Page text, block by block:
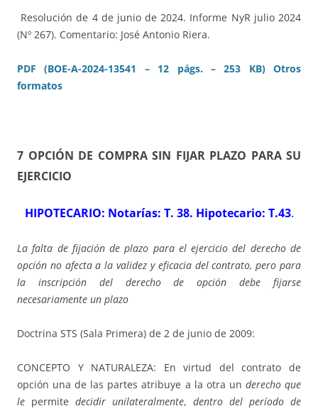
Resolución de 4 de junio de 2024. Informe NyR julio 2024
(Nº 267). Comentario: José Antonio Riera.
PDF (BOE-A-2024-13541 – 12 págs. – 253 KB) Otros
formatos
7 OPCIÓN DE COMPRA SIN FIJAR PLAZO PARA SU
EJERCICIO
HIPOTECARIO: Notarías: T. 38. Hipotecario: T.43.
La falta de fijación de plazo para el ejercicio del derecho de
opción no afecta a la validez y eficacia del contrato, pero para
la inscripción del derecho de opción debe fijarse
necesariamente un plazo
Doctrina STS (Sala Primera) de 2 de junio de 2009:
CONCEPTO Y NATURALEZA: En virtud del contrato de
opción una de las partes atribuye a la otra un derecho que
le permite decidir unilateralmente, dentro del período de